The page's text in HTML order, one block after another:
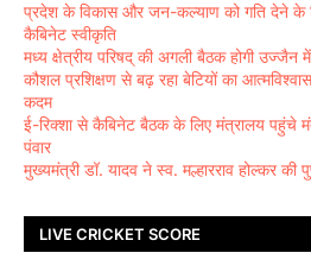
प्रदेश के विकास और जन-कल्याण को गति देने
कैबिनेट स्वीकृति
मध्य क्षेत्रीय परिषद् की अगली बैठक होगी उज्जैन
कौशल प्रशिक्षण से बढ़ रहा बेटियों का
कदम
ई-रिक्शा से कैबिनेट बैठक के लिए मंत्रालय पहुंचे
पंवार
मुख्यमंत्री डॉ. यादव ने स्व. मल्हारराव होल्कर की
LIVE CRICKET SCORE